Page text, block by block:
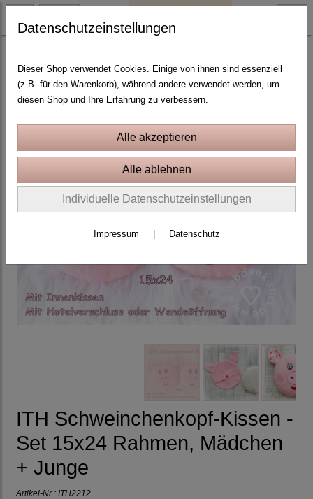
2019 Schweinchen-Jahr!
ITH Schweinchenkopf-Kissen -
Set 15x24 Rahmen, Mädchen
+ Junge
Artikel-Nr.: ITH2212
Datenschutzeinstellungen
Dieser Shop verwendet Cookies. Einige von ihnen sind essenziell
(z.B. für den Warenkorb), während andere verwendet werden, um
diesen Shop und Ihre Erfahrung zu verbessern.
Individuelle Datenschutzeinstellungen
Impressum Datenschutz